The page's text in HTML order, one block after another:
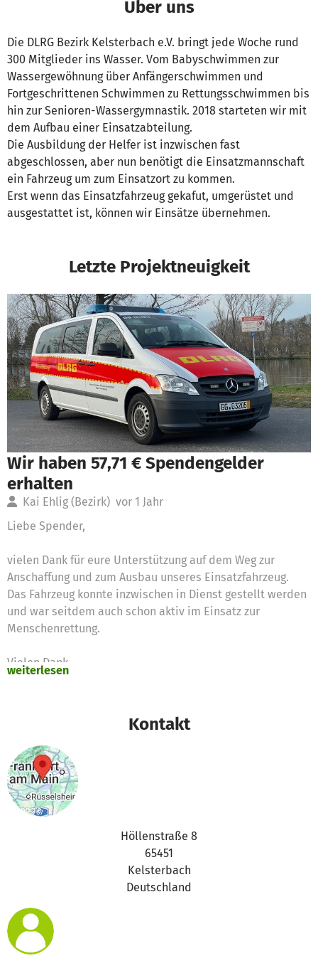
Über uns
Die DLRG Bezirk Kelsterbach e.V. bringt jede Woche rund
300 Mitglieder ins Wasser. Vom Babyschwimmen zur
Wassergewöhnung über Anfängerschwimmen und
Fortgeschrittenen Schwimmen zu Rettungsschwimmen bis
hin zur Senioren-Wassergymnastik. 2018 starteten wir mit
dem Aufbau einer Einsatzabteilung.
Die Ausbildung der Helfer ist inzwischen fast
abgeschlossen, aber nun benötigt die Einsatzmannschaft
ein Fahrzeug um zum Einsatzort zu kommen.
Erst wenn das Einsatzfahrzeug gekafut, umgerüstet und
ausgestattet ist, können wir Einsätze übernehmen.
Letzte Projektneuigkeit
Wir haben 57,71 € Spendengelder
erhalten
Kai Ehlig (Bezirk) vor 1 Jahr
Liebe Spender,
vielen Dank für eure Unterstützung auf dem Weg zur
Anschaffung und zum Ausbau unseres Einsatzfahrzeug.
Das Fahrzeug konnte inzwischen in Dienst gestellt werden
und war seitdem auch schon aktiv im Einsatz zur
Menschenrettung.
Vielen Dank
weiterlesen
Kontakt
Höllenstraße 8
65451
Kelsterbach
Deutschland